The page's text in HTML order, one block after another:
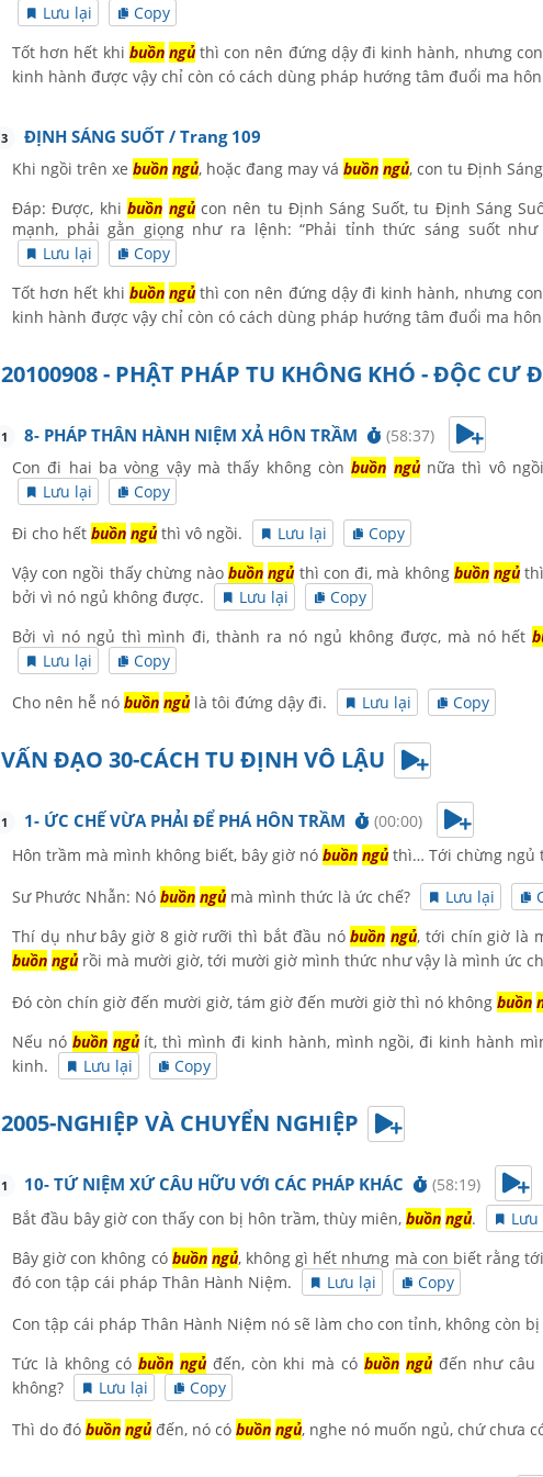
Lưu lại
Copy
Tốt hơn hết khi buồn ngủthì con nên đứng dậy đi kinh hành, nhưng
kinh hành được vậy chỉ còn có cách dùng pháp hướng tâm đuổi ma
3 ĐỊNH SÁNG SUỐT / Trang 109
Khi ngồi trên xe buồn ngủ, hoặc đang may vá buồn ngủ, con tu Định
Đáp: Được, khibuồn ngủcon nên tu Định Sáng Suốt, tu Định Sáng
mạnh, phải gằn giọng như ra lệnh: “Phải tỉnh thức sáng suốt
Lưu lại
Copy
Tốt hơn hết khi buồn ngủthì con nên đứng dậy đi kinh hành, nhưng
kinh hành được vậy chỉ còn có cách dùng pháp hướng tâm đuổi ma
20100908 - PHẬT PHÁP TU KHÔNG KHÓ - ĐỘC CƯ
1 8- PHÁP THÂN HÀNH NIỆM XẢ HÔN TRẦM
(58:37)
Con đi hai ba vòng vậy mà thấy không cònbuồn ngủnữa thì vô
Lưu lại
Copy
Đi cho hết buồn ngủthì vô ngồi. Lưu lại
Copy
Vậy con ngồi thấy chừng nàobuồn ngủthì con đi, mà không buồn ngủthì
bởi vì nó ngủ không được.
Lưu lại
Copy
Bởi vì nó ngủ thì mình đi, thành ra nó ngủ không được, mà nó hết
Lưu lại
Copy
Cho nên hễ nó buồn ngủlà tôi đứng dậy đi. Lưu lại Copy
VẤN ĐẠO 30-CÁCH TU ĐỊNH VÔ LẬU
1 1- ỨC CHẾ VỪA PHẢI ĐỂ PHÁ HÔN TRẦM
(00:00)
Hôn trầm mà mình không biết, bây giờ nó buồn ngủthì… Tới chừng ngủ
Sư Phước Nhẫn: Nó buồn ngủmà mình thức là ức chế? Lưu lại
Thí dụ như bây giờ 8 giờ rưỡi thì bắt đầu nóbuồn ngủ, tới chín giờ là
buồn ngủrồi mà mười giờ, tới mười giờ mình thức như vậy là mình ức
Đó còn chín giờ đến mười giờ, tám giờ đến mười giờ thì nó không buồn
Nếu nó buồn ngủít, thì mình đi kinh hành, mình ngồi, đi kinh hành
kinh.
Lưu lại Copy
2005-NGHIỆP VÀ CHUYỂN NGHIỆP
1 10- TỨ NIỆM XỨ CÂU HỮU VỚI CÁC PHÁP KHÁC
(58:19)
Bắt đầu bây giờ con thấy con bị hôn trầm, thùy miên, buồn ngủ. Lưu
Bây giờ con không có buồn ngủ, không gì hết nhưng mà con biết rằng
đó con tập cái pháp Thân Hành Niệm.
Lưu lại
Copy
Con tập cái pháp Thân Hành Niệm nó sẽ làm cho con tỉnh, không còn bị
Tức là không cóbuồn ngủđến, còn khi mà có buồn ngủđến như câu
không?
Lưu lại
Copy
Thì do đó buồn ngủđến, nó có buồn ngủ, nghe nó muốn ngủ, chứ chưa